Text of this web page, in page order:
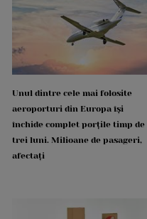
Unul dintre cele mai folosite
aeroporturi din Europa își
închide complet porțile timp de
trei luni. Milioane de pasageri,
afectați